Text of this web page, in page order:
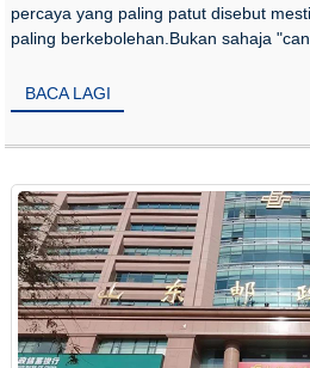
percaya yang paling patut disebut
paling berkebolehan.Bukan sahaja
BACA LAGI